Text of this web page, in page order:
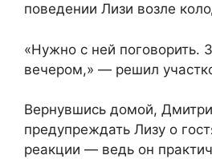
поведении Лизи возле
«Нужно с ней поговорить.
вечером,» — решил
Вернувшись домой,
предупреждать Лизу о
реакции — ведь он